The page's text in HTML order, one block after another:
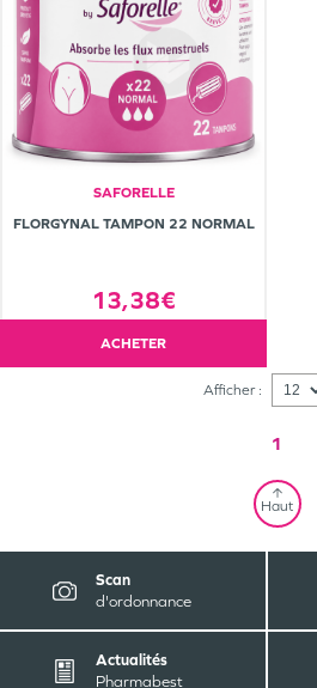
SAFORELLE
FLORGYNAL TAMPON 22 NORMAL
13,38€
ACHETER
Afficher :
1
Haut
Scan
d'ordonnance
Actualités
Pharmabest